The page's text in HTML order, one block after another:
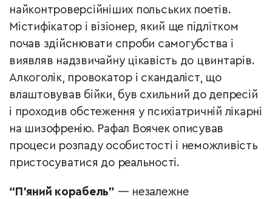
найконтроверсійніших польських поетів.
Містифікатор і візіонер, який ще підлітком
почав здійснювати спроби самогубства і
виявляв надзвичайну цікавість до цвинтарів.
Алкоголік, провокатор і скандаліст, що
влаштовував бійки, був схильний до депресій
і проходив обстеження у психіатричній лікарні
на шизофренію. Рафал Воячек описував
процеси розпаду особистості і неможливість
пристосуватися до реальності.
“П’яний корабель” — незалежне